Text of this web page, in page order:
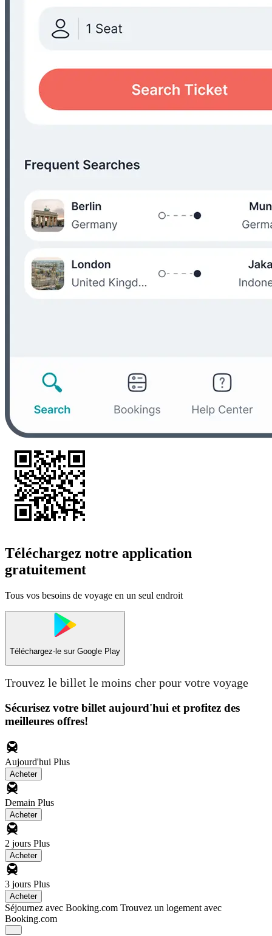
Téléchargez notre application
gratuitement
Tous vos besoins de voyage en un seul endroit
Téléchargez-le sur Google Play
Trouvez le billet le moins cher pour votre voyage
Sécurisez votre billet aujourd'hui et profitez des
meilleures offres!
Aujourd'hui Plus
Acheter
Demain Plus
Acheter
2 jours Plus
Acheter
3 jours Plus
Acheter
Séjournez avec Booking.com Trouvez un logement avec
Booking.com